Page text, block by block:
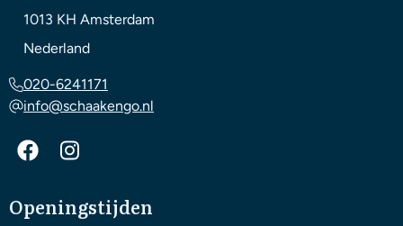
1013 KH Amsterdam
Nederland
020-6241171
info@schaakengo.nl
Openingstijden